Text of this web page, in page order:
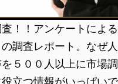
！！アンケートによ
の調査レポート。なぜ
５００人以上に市場
立つ情報がいっぱいで